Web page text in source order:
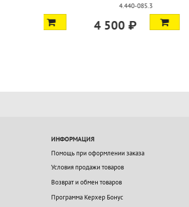
6.902-152.0
3 000 ₽
ИНФОРМАЦИЯ
Помощь при оформлении заказа
Условия продажи товаров
Возврат и обмен товаров
Программа Керхер Бонус